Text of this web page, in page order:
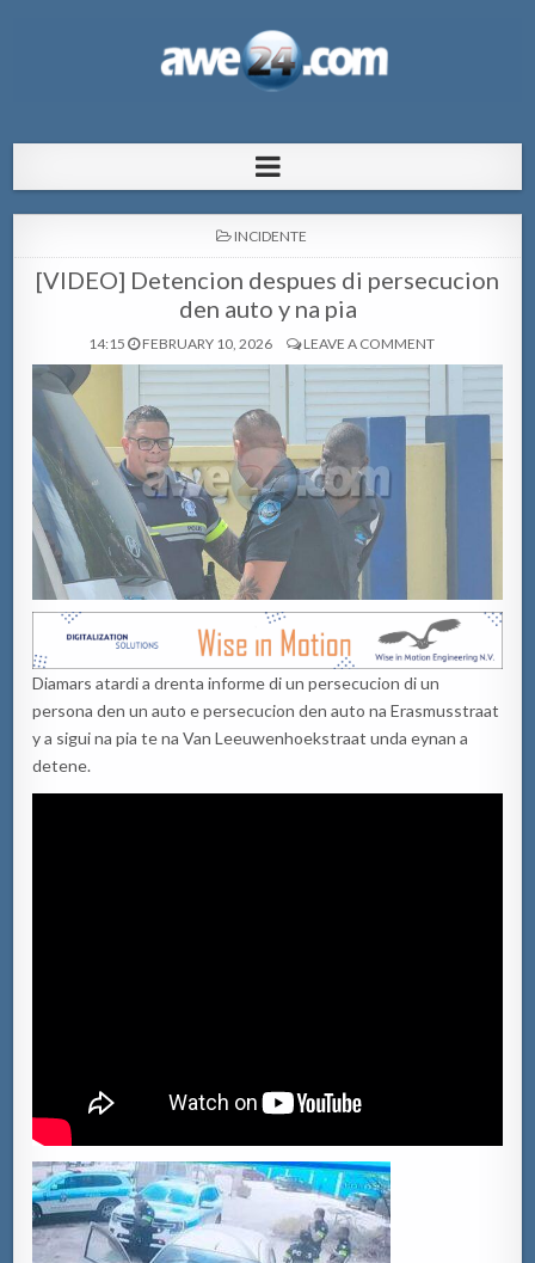
pa Aruba
POSTED
INCIDENTE
[VIDEO] Detencion despues di persecucion
den auto y na pia
14:15 FEBRUARY 10, 2026 LEAVE A COMMENT
Diamars atardi a drenta informe di un persecucion di un
persona den un auto e persecucion den auto na Erasmusstraat
y a sigui na pia te na Van Leeuwenhoekstraat unda eynan a
detene.